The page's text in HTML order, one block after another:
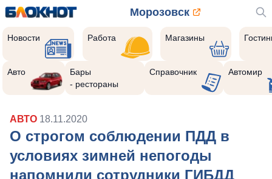
Морозовск
Новости Работа Магазины
Авто
Бары
- рестораны
Справочник Автомир
АВТО 18.11.2020
О строгом соблюдении ПДД в
условиях зимней непогоды
напомнили сотрудники ГИБДД